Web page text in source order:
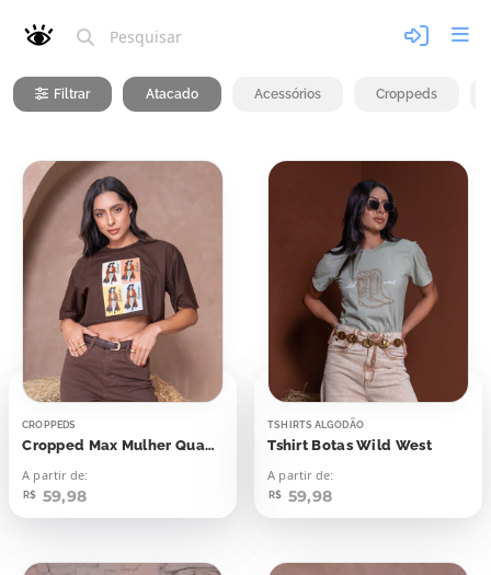
Filtrar Atacado Acessórios Croppeds
CROPPEDS
Cropped Max Mulher Quadros Boho
A partir de:
R$ 59,98
TSHIRTS ALGODÃO
Tshirt Botas Wild West
A partir de:
R$ 59,98